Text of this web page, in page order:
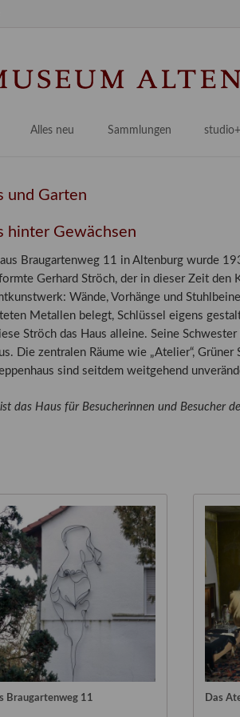
/ Praxisprojekt
Publikationen
Alles neu
Provenienzforschung
Kulturelle Vermittlung
Länderübergreifende kulturtouristische
Sammlungen
Malerei 17.–19. Jh.
Deutsche Malerei 20./21.
Grafische Sammlung
Kunstbibliothek
Restaurierung
Forschung
und Garten
hinter Gewächsen
Braugartenweg 11 in Altenburg wurde
Gerhard Ströch, der in dieser Zeit den
Wände, Vorhänge und
Metallen belegt, Schlüssel eigens
Ströch das Haus alleine. Seine
Die zentralen Räume wie „Atelier“,
sind seitdem weitgehend
das Haus für Besucherinnen und Besucher
Braugartenweg 11 Das